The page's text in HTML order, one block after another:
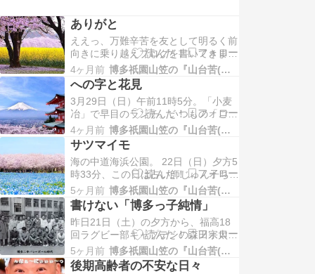
ありがと
ええっ、万難辛苦を友として明るく前
向きに乗り越えブログを書いてきまし
たが、何度目かですが、これを最後
に、ここで休みたいと思いましたで
す。キモサベ、すでに昨年75歳を超え
後期高齢者でございます。いつ死んで
も「ちょっと早かったかな」ぐらいの
年恰好です。ちょっとばかりの博多へ
の想いと…
4ヶ月前 博多祇園山笠の『山台苦(山大工)』日記
への字と花見
3月29日（日）午前11時5分。「小麦
冶」で早目のランチ。いつもの「ごぼ
う天うどん」。 トラックに前夜の空
港ビル作業道具や建築現場の廃材を積
んでの篠栗行き。 前夜の疲れもある
ので早めに博多に戻る。で、早目の晩
酌。スーパーで買ってきた「鶏たた
き」で一人酒。つまり、姉御はどっか
に行…
4ヶ月前 博多祇園山笠の『山台苦(山大工)』日記
サツマイモ
海の中道海浜公園。 22日（日）夕方5
時33分、この日は占い師じゅん子ちゃ
んと美鈴ちゃんに付き合いましたで
す。キモサベは夕方の「酒一番」から
ですが、負けないように且つ慎重に吞
みましたです。二人の女は昼過ぎから
天神で呑みまくってからの二次会とな
っておりますのです。二人はカラオケ
まで…
5ヶ月前 博多祇園山笠の『山台苦(山大工)』日記
書けない「博多っ子純情」
昨日21日（土）の夕方から、福高18
回ラグビー部キャプテンの森田宗太郎
さんが東京からやってくるということ
で、18回～21回の8人による宴席（手
5ヶ月前 博多祇園山笠の『山台苦(山大工)』日記
後期高齢者の不安な日々